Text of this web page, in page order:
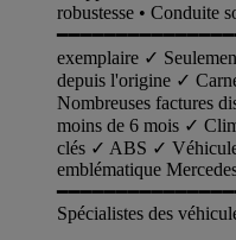
robustesse • Conduite
exemplaire ✓
depuis l'origine ✓
Nombreuses factures
moins de 6 mois ✓
clés ✓ ABS ✓
emblématique
Spécialistes des